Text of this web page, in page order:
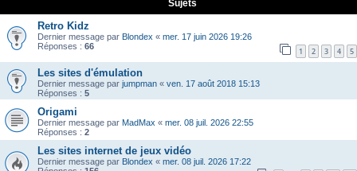
Sujets
Retro Kidz
Dernier message par Blondex « mer. 17 juin 2026 19:26
Réponses : 66 1 2 3 4 5
Les sites d'émulation
Dernier message par jumpman « ven. 17 août 2018 15:13
Réponses : 5
Origami
Dernier message par MadMax « mer. 08 juil. 2026 22:55
Réponses : 2
Les sites internet de jeux vidéo
Dernier message par Blondex « mer. 08 juil. 2026 17:22